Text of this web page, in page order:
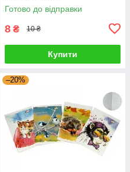
Готово до відправки
8 ₴ 10 ₴
Купити
–20%